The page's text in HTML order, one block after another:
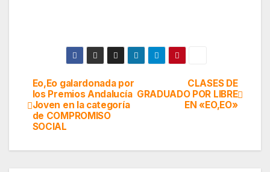
Navegación
de
CLASES DE
GRADUADO POR LIBRE
EN «EO,EO»
Eo,Eo galardonada por
los Premios Andalucía
Joven en la categoría
de COMPROMISO
SOCIAL